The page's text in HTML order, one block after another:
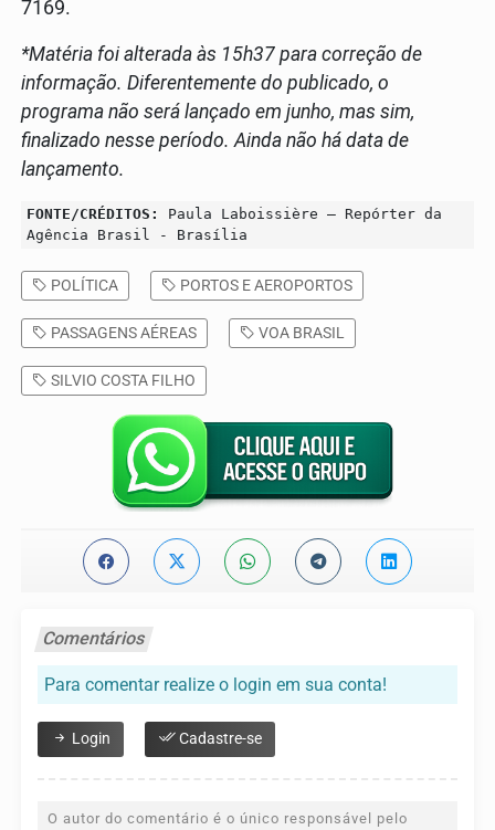
7169.
*Matéria foi alterada às 15h37 para correção de
informação. Diferentemente do publicado, o
programa não será lançado em junho, mas sim,
finalizado nesse período. Ainda não há data de
lançamento.
FONTE/CRÉDITOS:
Paula Laboissière – Repórter da
Agência Brasil - Brasília
POLÍTICA PORTOS E AEROPORTOS
PASSAGENS AÉREAS VOA BRASIL
SILVIO COSTA FILHO
Comentários
Para comentar realize o login em sua conta!
Login Cadastre-se
O autor do comentário é o único responsável pelo